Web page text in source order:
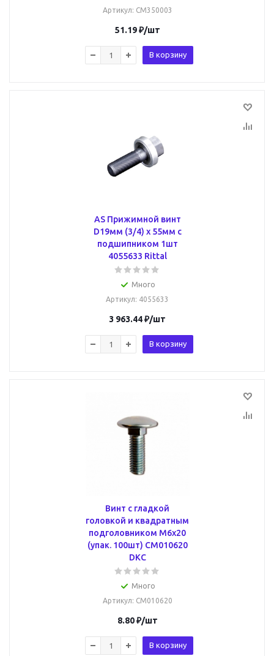
Артикул: CM350003
51.19₽/шт
В корзину
AS Прижимной винт
D19мм (3/4) х 55мм с
подшипником 1шт
4055633 Rittal
Много
Артикул: 4055633
3 963.44₽/шт
В корзину
Винт с гладкой
головкой и квадратным
подголовником М6х20
(упак. 100шт) CM010620
DKC
Много
Артикул: CM010620
8.80₽/шт
В корзину